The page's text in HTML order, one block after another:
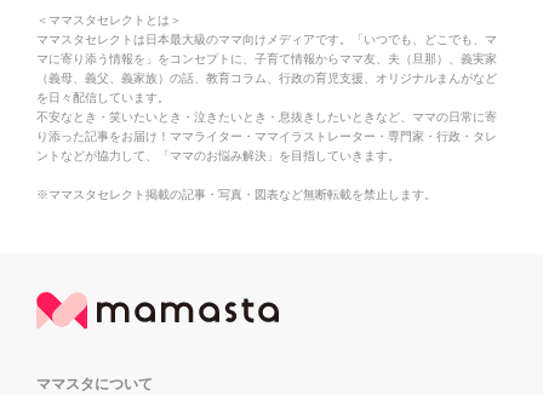
＜ママスタセレクトとは＞
ママスタセレクトは日本最大級のママ向けメディアです。「いつでも、どこでも、マ
マに寄り添う情報を」をコンセプトに、子育て情報からママ友、夫（旦那）、義実家
（義母、義父、義家族）の話、教育コラム、行政の育児支援、オリジナルまんがなど
を日々配信しています。
不安なとき・笑いたいとき・泣きたいとき・息抜きしたいときなど、ママの日常に寄
り添った記事をお届け！ママライター・ママイラストレーター・専門家・行政・タレ
ントなどが協力して、「ママのお悩み解決」を目指していきます。
※ママスタセレクト掲載の記事・写真・図表など無断転載を禁止します。
ママスタについて